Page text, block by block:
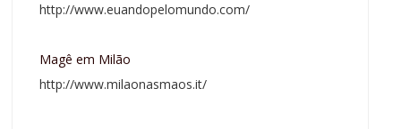
http://www.euandopelomundo.com/
Magê em Milão
http://www.milaonasmaos.it/